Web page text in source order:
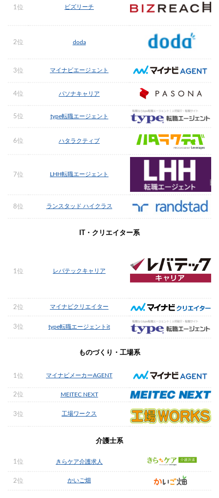
1位 ビズリーチ
2位 doda
3位 マイナビエージェント
4位 パソナキャリア
5位 type転職エージェント
6位 ハタラクティブ
7位 LHH転職エージェント
8位 ランスタッド ハイクラス
IT・クリエイター系
1位 レバテックキャリア
2位 マイナビクリエイター
3位 type転職エージェントit
ものづくり・工場系
1位 マイナビメーカーAGENT
2位 MEITEC NEXT
3位 工場ワークス
介護士系
1位 きらケア介護求人
2位 かいご畑